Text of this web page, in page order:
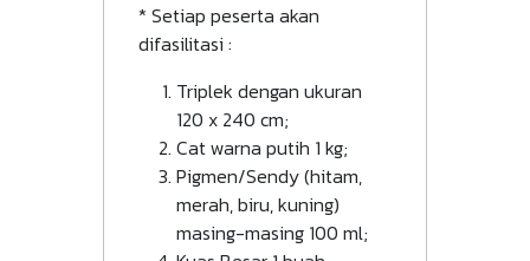
* Setiap peserta akan
difasilitasi :
Triplek dengan ukuran
120 x 240 cm;
Cat warna putih 1 kg;
Pigmen/Sendy (hitam,
merah, biru, kuning)
masing-masing 100 ml;